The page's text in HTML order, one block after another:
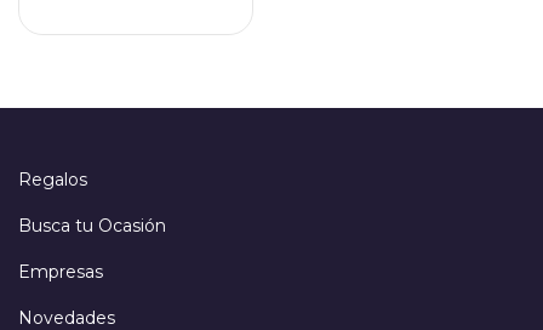
Regalos
Busca tu Ocasión
Empresas
Novedades